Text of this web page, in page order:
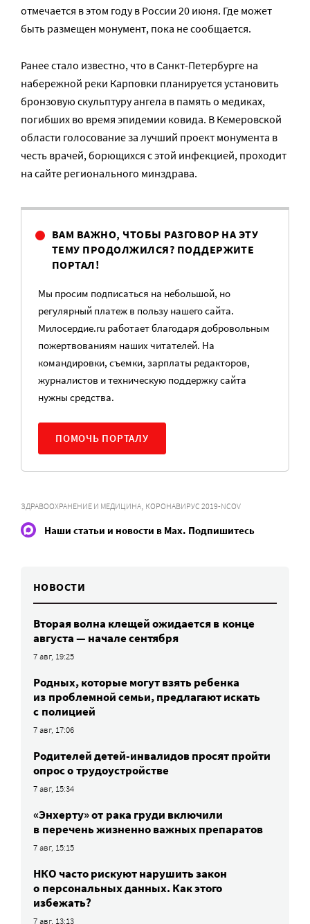
отмечается в этом году в России 20 июня. Где может
быть размещен монумент, пока не сообщается.
Ранее стало известно, что в Санкт-Петербурге на
набережной реки Карповки планируется установить
бронзовую скульптуру ангела в память о медиках,
погибших во время эпидемии ковида. В Кемеровской
области голосование за лучший проект монумента в
честь врачей, борющихся с этой инфекцией, проходит
на сайте регионального минздрава.
ВАМ ВАЖНО, ЧТОБЫ РАЗГОВОР НА ЭТУ
ТЕМУ ПРОДОЛЖИЛСЯ? ПОДДЕРЖИТЕ
ПОРТАЛ!
Мы просим подписаться на небольшой, но
регулярный платеж в пользу нашего сайта.
Милосердие.ru работает благодаря добровольным
пожертвованиям наших читателей. На
командировки, съемки, зарплаты редакторов,
журналистов и техническую поддержку сайта
нужны средства.
ПОМОЧЬ ПОРТАЛУ
ЗДРАВООХРАНЕНИЕ И МЕДИЦИНА, КОРОНАВИРУС 2019-NCOV
Наши статьи и новости в Max. Подпишитесь
НОВОСТИ
Вторая волна клещей ожидается в конце
августа — начале сентября
7 авг, 19:25
Родных, которые могут взять ребенка
из проблемной семьи, предлагают искать
с полицией
7 авг, 17:06
Родителей детей-инвалидов просят пройти
опрос о трудоустройстве
7 авг, 15:34
«Энхерту» от рака груди включили
в перечень жизненно важных препаратов
7 авг, 15:15
НКО часто рискуют нарушить закон
о персональных данных. Как этого
избежать?
7 авг, 13:13